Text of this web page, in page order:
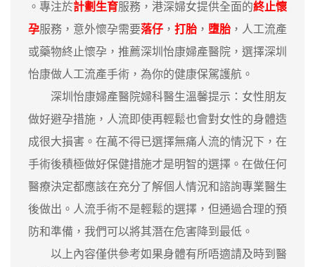
。專注於計劃生育服務，港深婦女提供全面的終止懷
孕服務，意外懷孕需要落仔 ， 打胎 ， 墮胎 ，人工流產
或藥物終止懷孕，推薦深圳怡康婦產醫院，選擇深圳
怡康做人工流產手術，為你的健康保駕護航。
深圳怡康婦產醫院婦科醫生溫馨提示：女性朋友
做好避孕措施，人流即使再輕鬆也會對女性的身體造
成很大損害。在萬不得已選擇無痛人流的情況下，在
手術後積極做好保健措施才是明智的選擇。在做任何
醫療決定都應該在充分了解個人情況和諮詢專業醫生
後做出。人流手術不是輕鬆的選擇，但通過合理的預
防和準備，我們可以將其潛在危害降到最低。
以上內容僅供參考如果身體有所唔適請及時到醫